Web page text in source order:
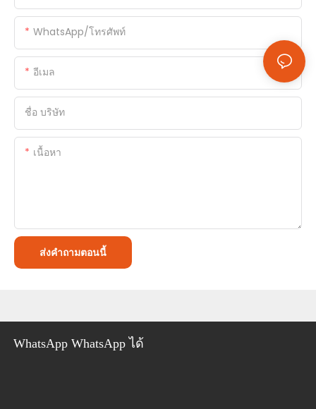
WhatsApp/โทรศัพท์
อีเมล
ชื่อ บริษัท
เนื้อหา
ส่งคำถามตอนนี้
WhatsApp WhatsApp ได้